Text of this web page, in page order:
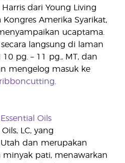
dari Young Living
Kongres Amerika Syarikat,
ucaptama.
langsung di laman
pg. – 11 pg., MT, dan
mengelog masuk ke
Oils
LC, yang
dan merupakan
pati, menawarkan